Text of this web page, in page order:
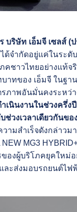
ริษัท เอ็มจี เซลส์ (
จำกัดอยู่แค่ในระ
าวไทยอย่างแท้จริ
าทของ เอ็มจี ใน
ภาพอันมั่นคงระห
เนินงานในช่วงครึ่
ช่วงเวลาเดียวกัน
มสำเร็จดังกล่าวม
NEW MG3
งผู้บริโภคยุคใหม่อ
ะส่งมอบรถยนต์ไฟ